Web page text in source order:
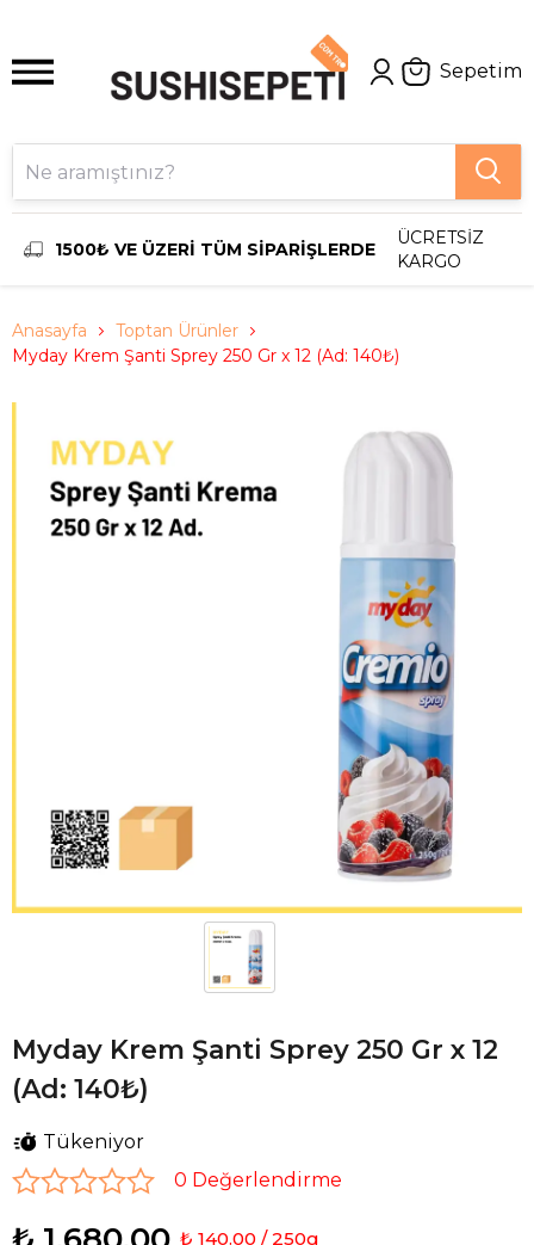
Sepetim
1500₺ VE ÜZERİ TÜM SİPARİŞLERDE
ÜCRETSİZ
KARGO
Anasayfa
Toptan Ürünler
Myday Krem Şanti Sprey 250 Gr x 12 (Ad: 140₺)
Myday Krem Şanti Sprey 250 Gr x 12
(Ad: 140₺)
Tükeniyor
0 Değerlendirme
₺ 140.00 / 250g